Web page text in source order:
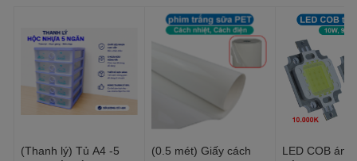
(Thanh lý) Tủ A4 -5
(0.5 mét) Giấy cách
LED COB ánh